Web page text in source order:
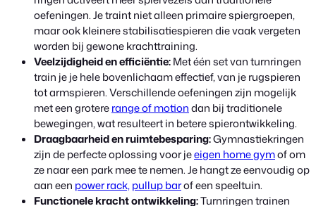
oefeningen. Je traint niet alleen primaire spiergroepen,
maar ook kleinere stabilisatiespieren die vaak vergeten
worden bij gewone krachttraining.
Veelzijdigheid en efficiëntie:Met één set van turnringen
train je je hele bovenlichaam effectief, van je rugspieren
tot armspieren. Verschillende oefeningen zijn mogelijk
met een grotererange of motiondan bij traditionele
bewegingen, wat resulteert in betere spierontwikkeling.
Draagbaarheid en ruimtebesparing:Gymnastiekringen
zijn de perfecte oplossing voor jeeigen home gymof om
ze naar een park mee te nemen. Je hangt ze eenvoudig op
aan een power rack,pullup barof een speeltuin.
Functionele kracht ontwikkeling:Turnringen trainen